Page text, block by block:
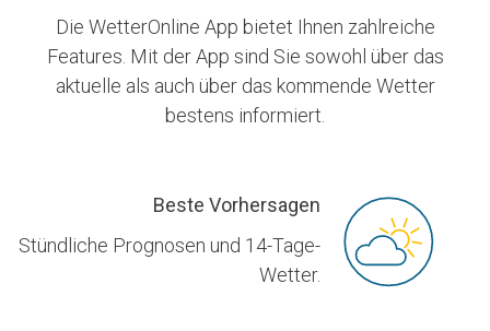
Die WetterOnline App bietet Ihnen zahlreiche
Features. Mit der App sind Sie sowohl über das
aktuelle als auch über das kommende Wetter
bestens informiert.
Beste Vorhersagen
Stündliche Prognosen und 14-Tage-
Wetter.